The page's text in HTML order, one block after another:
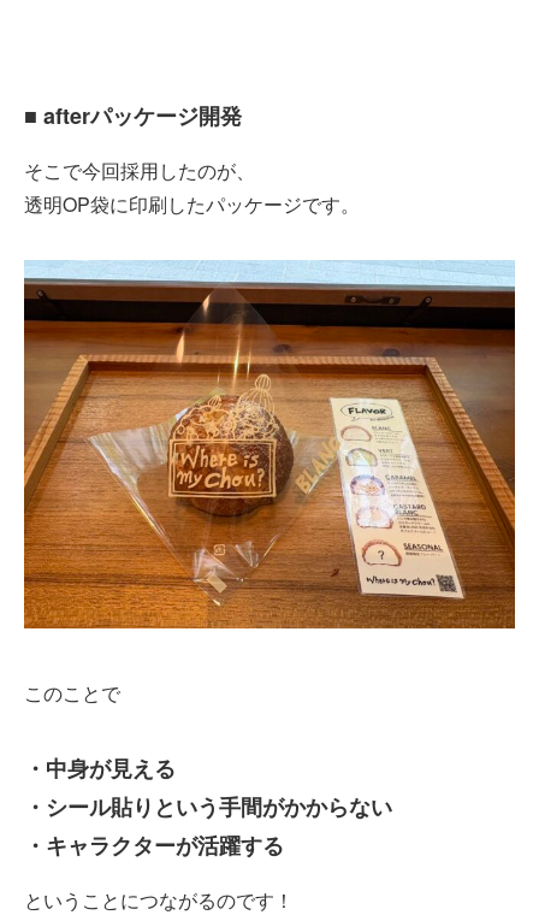
■ afterパッケージ開発
そこで今回採用したのが、
透明OP袋に印刷したパッケージです。
このことで
・中身が見える
・シール貼りという手間がかからない
・キャラクターが活躍する
ということにつながるのです！